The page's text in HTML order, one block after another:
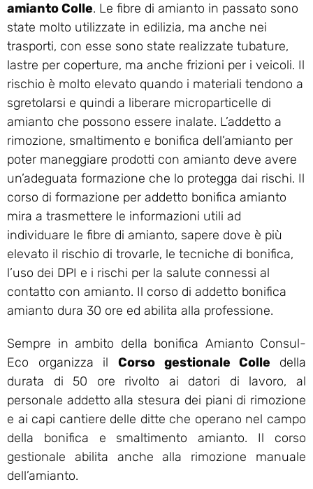
amianto Colle. Le fibre di amianto in passato sono
state molto utilizzate in edilizia, ma anche nei
trasporti, con esse sono state realizzate tubature,
lastre per coperture, ma anche frizioni per i veicoli. Il
rischio è molto elevato quando i materiali tendono a
sgretolarsi e quindi a liberare microparticelle di
amianto che possono essere inalate. L’addetto a
rimozione, smaltimento e bonifica dell’amianto per
poter maneggiare prodotti con amianto deve avere
un’adeguata formazione che lo protegga dai rischi. Il
corso di formazione per addetto bonifica amianto
mira a trasmettere le informazioni utili ad
individuare le fibre di amianto, sapere dove è più
elevato il rischio di trovarle, le tecniche di bonifica,
l’uso dei DPI e i rischi per la salute connessi al
contatto con amianto. Il corso di addetto bonifica
amianto dura 30 ore ed abilita alla professione.
Sempre in ambito della bonifica Amianto Consul-
Eco organizza il Corso gestionale Colle della
durata di 50 ore rivolto ai datori di lavoro, al
personale addetto alla stesura dei piani di rimozione
e ai capi cantiere delle ditte che operano nel campo
della bonifica e smaltimento amianto. Il corso
gestionale abilita anche alla rimozione manuale
dell’amianto.